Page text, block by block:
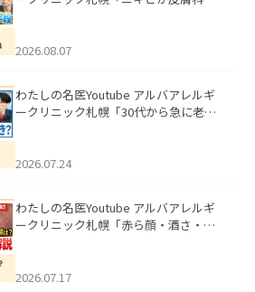
ました。
2026.08.07
わたしの名医Youtube アルバアレルギ
ークリニック札幌「30代から急に老け
た。
2026.07.24
わたしの名医Youtube アルバアレルギ
ークリニック札幌「赤ら顔・酒さ・ニ
した。
2026.07.17